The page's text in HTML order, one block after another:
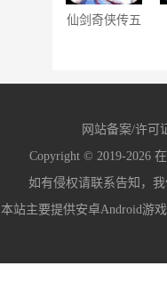
仙剑奇侠传五
网站备案/许可
Copyright © 2019-2026
如有侵权请联系告知，
本站主要提供安卓Android游